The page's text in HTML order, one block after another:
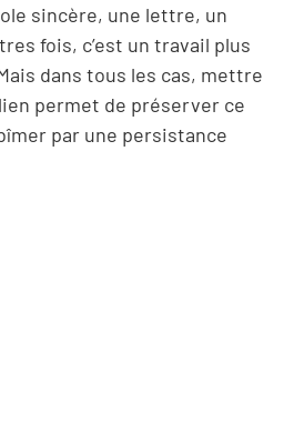
sincère, une lettre, un
fois, c’est un travail plus
dans tous les cas, mettre
permet de préserver ce
par une persistance